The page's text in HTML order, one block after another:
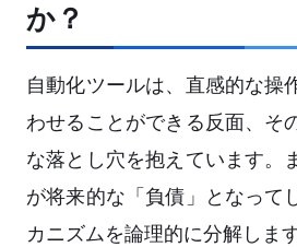
か？
自動化ツールは、直感的な操
わせることができる反面、そ
な落とし穴を抱えています。
が将来的な「負債」となって
カニズムを論理的に分解します